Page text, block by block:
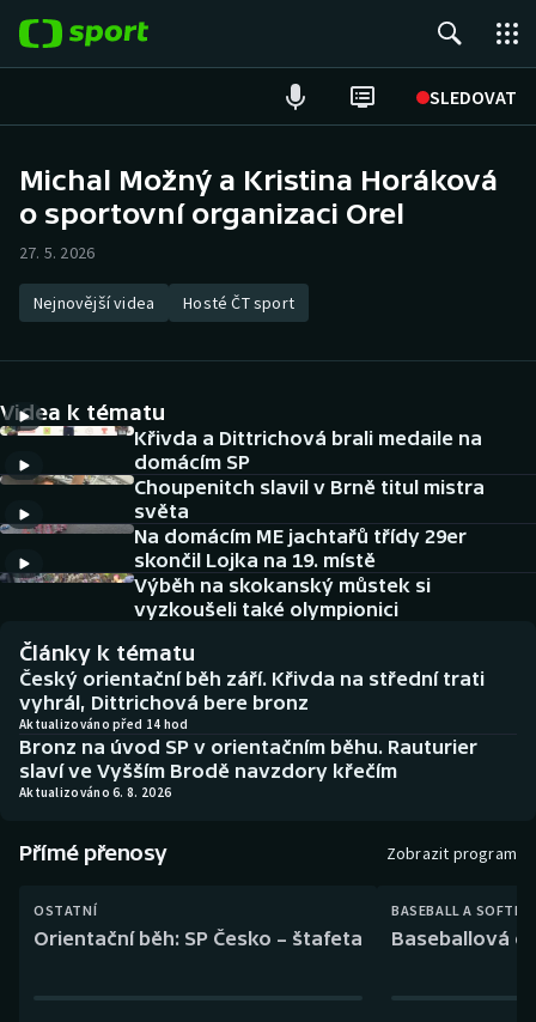
SLEDOVAT
Hokej
Atletika
DALŠÍ SPORTY
Americký fotbal
Baseball a softbal
Biatlon
Boby a skeleton
Box
Curling
Dostihy
NEPŘEHLÉDNĚTE
Historické návraty
Aplikace ČT sport
AZ kvíz
Michal Možný a Kristina Horáková
o sportovní organizaci Orel
27. 5. 2026
Nejnovější videa Hosté ČT sport
Videa k tématu
Křivda a Dittrichová brali medaile na
domácím SP
Choupenitch slavil v Brně titul mistra
světa
Na domácím ME jachtařů třídy 29er
skončil Lojka na 19. místě
Výběh na skokanský můstek si
vyzkoušeli také olympionici
Články k tématu
Český orientační běh září. Křivda na střední trati
vyhrál, Dittrichová bere bronz
Aktualizováno před 14 hod
Bronz na úvod SP v orientačním běhu. Rauturier
slaví ve Vyšším Brodě navzdory křečím
Aktualizováno 6. 8. 2026
Přímé přenosy Zobrazit program
OSTATNÍ
Orientační běh: SP Česko – štafeta
BASEBALL A
Baseballová